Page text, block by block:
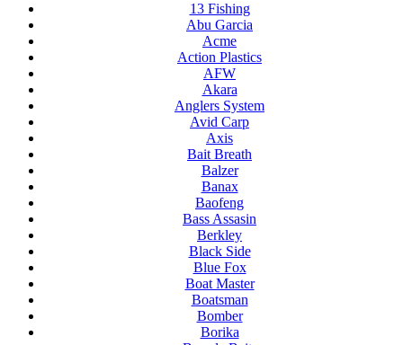
13 Fishing
Abu Garcia
Acme
Action Plastics
AFW
Akara
Anglers System
Avid Carp
Axis
Bait Breath
Balzer
Banax
Baofeng
Bass Assasin
Berkley
Black Side
Blue Fox
Boat Master
Boatsman
Bomber
Borika